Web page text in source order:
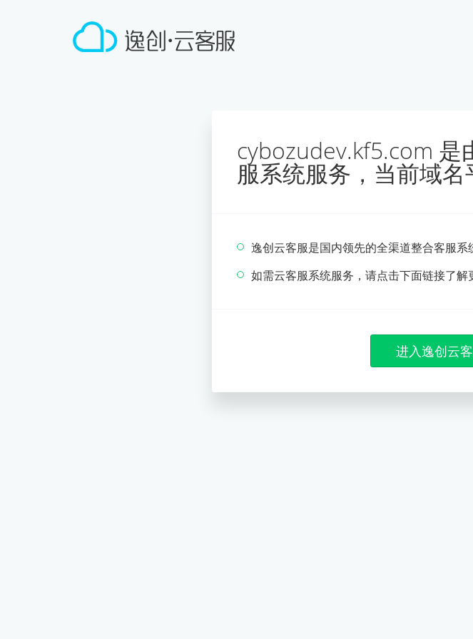
cybozudev.kf5.com 是
服系统服务，当前域
逸创云客服是国内领先的全渠道整合客服系
如需云客服系统服务，请点击下面链接了解
进入逸创云